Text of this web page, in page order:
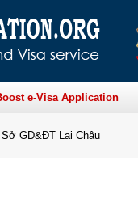
e-Visa Application
GD&ĐT Lai Châu